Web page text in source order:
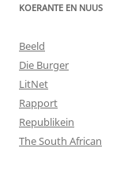
KOERANTE EN NUUS
Beeld
Die Burger
LitNet
Rapport
Republikein
The South African